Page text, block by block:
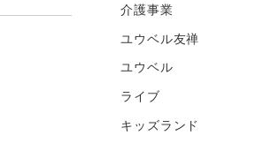
介護事業
ユウベル友禅
ユウベル
ライブ
キッズランド